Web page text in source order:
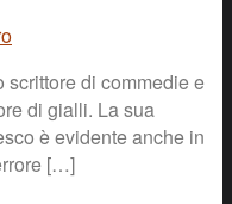
scrittore di commedie e
di gialli. La sua
è evidente anche in
[…]